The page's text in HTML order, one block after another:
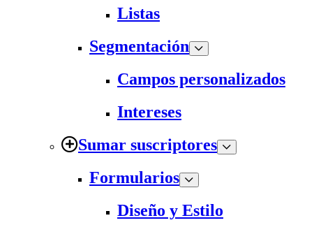
Listas
Segmentación
Campos personalizados
Intereses
Sumar suscriptores
Formularios
Diseño y Estilo